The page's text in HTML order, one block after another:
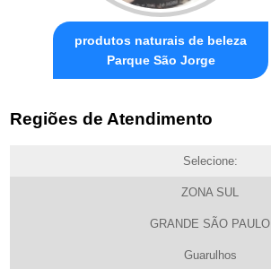
produtos naturais de beleza
Parque São Jorge
Regiões de Atendimento
Selecione:
ZONA SUL
GRANDE SÃO PAULO
Guarulhos